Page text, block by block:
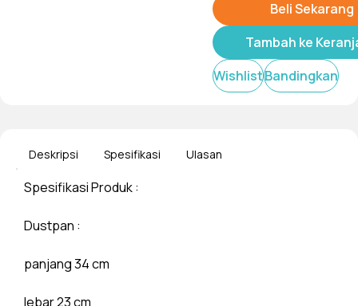
Beli Sekarang
Tambah ke
WishlistBandingkan
Deskripsi Spesifikasi Ulasan
Spesifikasi Produk :
Dustpan :
panjang 34 cm
lebar 23 cm